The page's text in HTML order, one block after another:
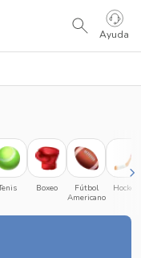
Ayuda
Boxeo
Fútbol
Americano
Hockey